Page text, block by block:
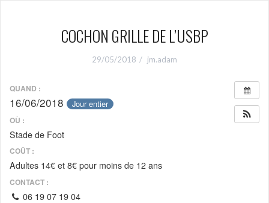
COCHON GRILLE DE L’USBP
29/05/2018 jm.adam
QUAND :
16/06/2018 Jour entier
OÙ :
Stade de Foot
COÛT :
Adultes 14€ et 8€ pour moins de 12 ans
CONTACT :
06 19 07 19 04